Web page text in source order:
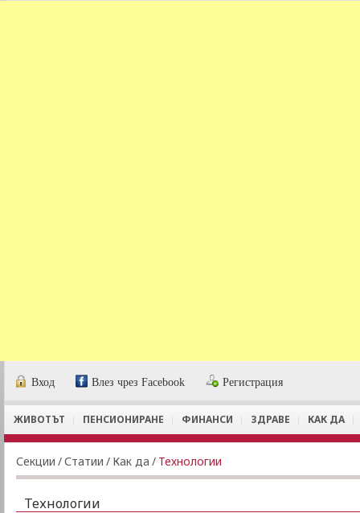
Вход Влез чрез Facebook Регистрация
ЖИВОТЪТ ПЕНСИОНИРАНЕ ФИНАНСИ ЗДРАВЕ КАК ДА
Секции /Статии / Как да / Технологии
Технологии